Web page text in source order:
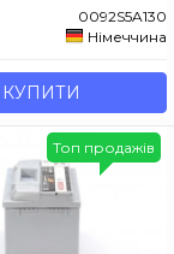
0092S5A130
Німеччина
КУПИТИ
Топ продажів